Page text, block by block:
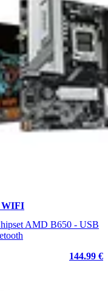
WIFI
AMD B650 - USB
144.99 €